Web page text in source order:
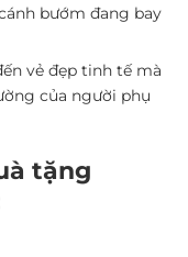
bướm đang bay
vẻ đẹp tinh tế mà
của người phụ
tặng